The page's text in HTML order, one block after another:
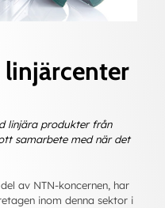
linjära produkter från
samarbete med när det
av NTN-koncernen, har
inom denna sektor i